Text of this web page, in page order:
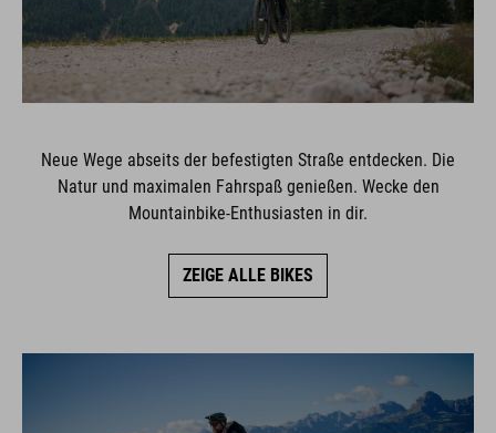
Neue Wege abseits der befestigten Straße entdecken. Die
Natur und maximalen Fahrspaß genießen. Wecke den
Mountainbike-Enthusiasten in dir.
ZEIGE ALLE BIKES